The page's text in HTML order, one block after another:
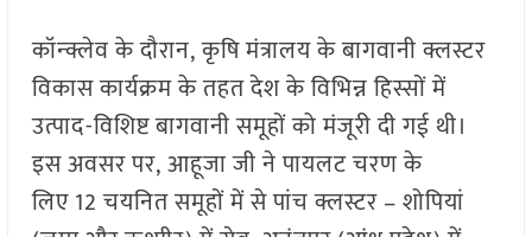
कॉन्क्लेव के दौरान, कृषि मंत्रालय के बागवानी क्लस्टर
विकास कार्यक्रम के तहत देश के विभिन्न हिस्सों में
उत्पाद-विशिष्ट बागवानी समूहों को मंजूरी दी गई थी।
इस अवसर पर, आहूजा जी ने पायलट चरण के
लिए 12 चयनित समूहों में से पांच क्लस्टर – शोपियां